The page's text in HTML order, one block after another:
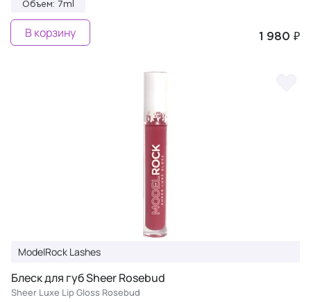
Объем: 7ml
1 980 ₽
В корзину
ModelRock Lashes
Блеск для губ Sheer Rosebud
Sheer Luxe Lip Gloss Rosebud